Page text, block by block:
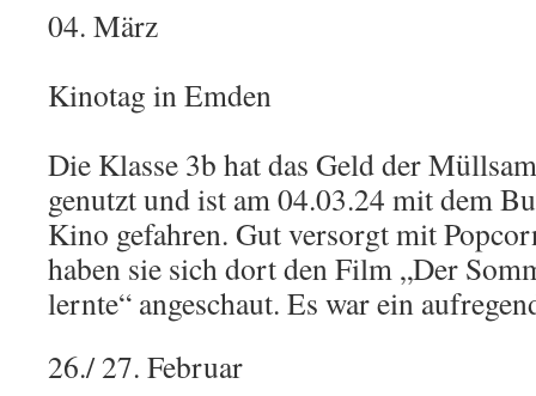
04. März
Kinotag in Emden
Die Klasse 3b hat das Geld der
genutzt und ist am 04.03.24 mit dem
Kino gefahren. Gut versorgt mit
haben sie sich dort den Film „Der
lernte“ angeschaut. Es war ein
26./ 27. Februar